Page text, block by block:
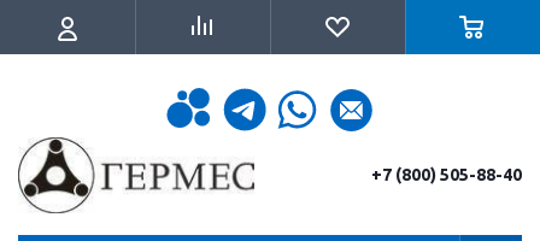
+7 (800) 505-88-40